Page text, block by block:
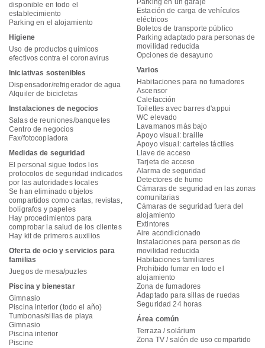
disponible en todo el
establecimiento
Parking en el alojamiento
Higiene
Uso de productos químicos
efectivos contra el coronavirus
Iniciativas sostenibles
Dispensador/refrigerador de agua
Alquiler de bicicletas
Instalaciones de negocios
Salas de reuniones/banquetes
Centro de negocios
Fax/fotocopiadora
Medidas de seguridad
El personal sigue todos los
protocolos de seguridad indicados
por las autoridades locales
Se han eliminado objetos
compartidos como cartas, revistas,
bolígrafos y papeles
Hay procedimientos para
comprobar la salud de los clientes
Hay kit de primeros auxilios
Oferta de ocio y servicios para
familias
Juegos de mesa/puzles
Piscina y bienestar
Gimnasio
Piscina interior (todo el año)
Tumbonas/sillas de playa
Gimnasio
Piscina interior
Piscine
Parking en un garaje
Estación de carga de vehículos
eléctricos
Boletos de transporte público
Parking adaptado para personas de
movilidad reducida
Opciones de desayuno
Varios
Habitaciones para no fumadores
Ascensor
Calefacción
Toilettes avec barres d'appui
WC elevado
Lavamanos más bajo
Apoyo visual: braille
Apoyo visual: carteles táctiles
Llave de acceso
Tarjeta de acceso
Alarma de seguridad
Detectores de humo
Cámaras de seguridad en las zonas
comunitarias
Cámaras de seguridad fuera del
alojamiento
Extintores
Aire acondicionado
Instalaciones para personas de
movilidad reducida
Habitaciones familiares
Prohibido fumar en todo el
alojamiento
Zona de fumadores
Adaptado para sillas de ruedas
Seguridad 24 horas
Área común
Terraza / solárium
Zona TV / salón de uso compartido